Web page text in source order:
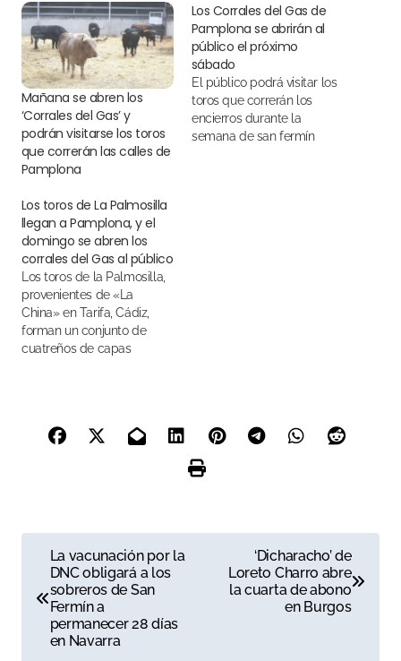
Mañana se abren los
‘Corrales del Gas’ y
podrán visitarse los toros
que correrán las calles de
Pamplona
Los Corrales del Gas de
Pamplona se abrirán al
público el próximo
sábado
El público podrá visitar los
toros que correrán los
encierros durante la
semana de san fermín
Los toros de La Palmosilla
llegan a Pamplona, y el
domingo se abren los
corrales del Gas al público
provenientes de «La
China» en Tarifa, Cádiz,
forman un conjunto de
cuatreños de capas
a
La vacunación por la
DNC obligará a los
sobreros de San
Fermín a
permanecer 28 días
en Navarra
‘Dicharacho’ de
Loreto Charro abre
la cuarta de abono
en Burgos